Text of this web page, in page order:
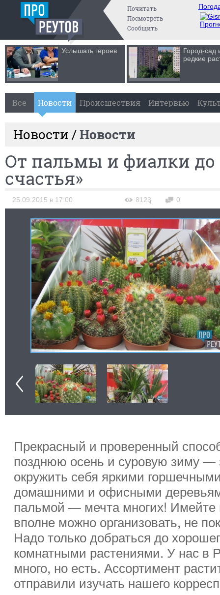
Почитать
Посмотреть
Сообщить
Услышать героев
Город-сад
редкие
Все Новости Происшествия Интервью
Новости /Новости
От пальмы и фиалки до
счастья»
25.09.2015 в 17:00 8123 0
Прекрасный и проверенный
позднюю осень и суровую зиму —
окружить себя яркими
домашними и офисными
пальмой — мечта многих! Имейте
вполне можно организовать, не
Надо только добраться до
комнатными растениями. У нас в
много, но есть. Ассортимент
отправили изучать нашего